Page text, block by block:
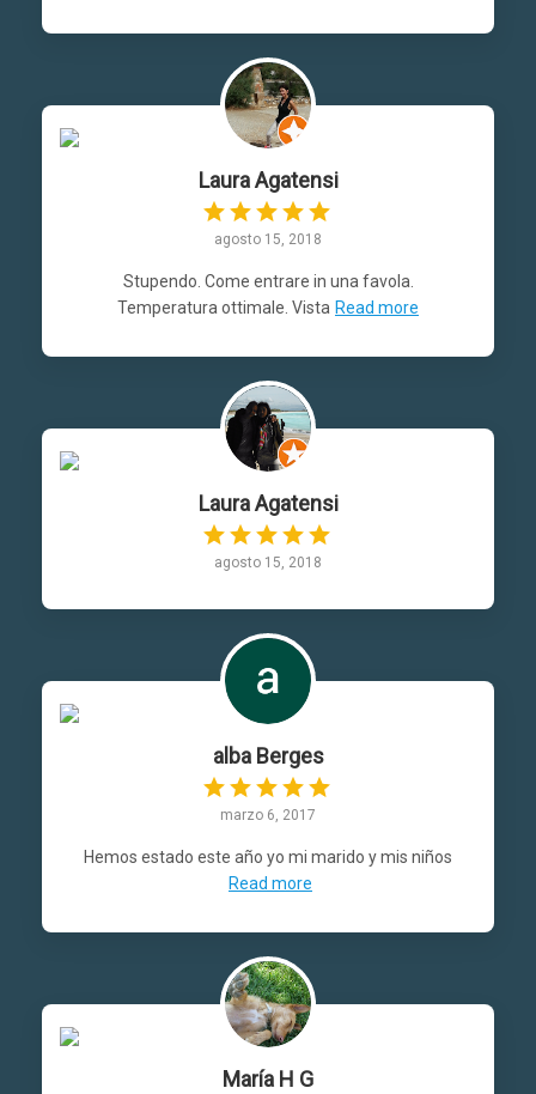
Laura Agatensi
agosto 15, 2018
Stupendo. Come entrare in una favola.
Temperatura ottimale. Vista Read more
Laura Agatensi
agosto 15, 2018
alba Berges
marzo 6, 2017
Hemos estado este año yo mi marido y mis niños
Read more
María H G